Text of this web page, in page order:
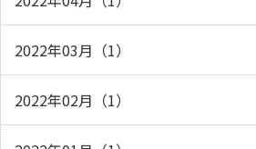
2022年03月（1）
2022年02月（1）